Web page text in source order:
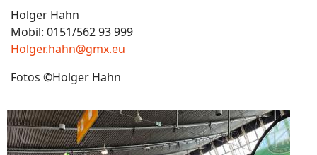
Holger Hahn
Mobil: 0151/562 93 999
Holger.hahn@gmx.eu
Fotos ©Holger Hahn